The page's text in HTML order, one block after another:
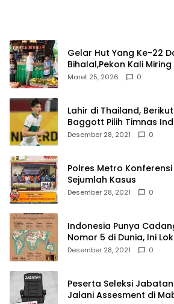
Gelar Hut Yang Ke-22
Bihalal,Pekon Kali
Royong
Maret 25, 2026 0
Lahir di Thailand,
Baggott Pilih Timnas
Desember 28, 2021 0
Polres Metro Konferensi
Sejumlah Kasus
Desember 28, 2021 0
Indonesia Punya
Nomor 5 di Dunia, Ini
hingga Merauke
Desember 28, 2021 0
Peserta Seleksi
Jalani Assesment di